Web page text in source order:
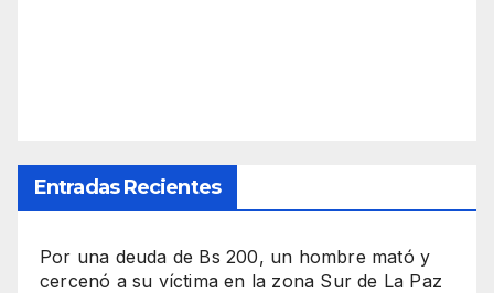
Entradas Recientes
Por una deuda de Bs 200, un hombre mató y
cercenó a su víctima en la zona Sur de La Paz